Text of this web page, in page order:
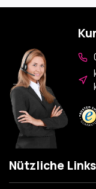
Nützliche Links